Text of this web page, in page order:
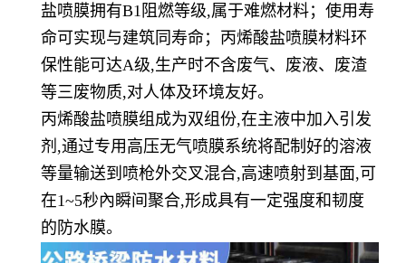
盐喷膜拥有B1阻燃等级,属于难燃材料；使用寿
命可实现与建筑同寿命； 丙烯酸盐喷膜材料环
保性能可达A级,生产时不含废气、废液、废渣
等三废物质,对人体及环境友好。
丙烯酸盐喷膜组成为双组份,在主液中加入引发
剂,通过专用高压无气喷膜系统将配制好的溶液
等量输送到喷枪外交叉混合,高速喷射到基面,可
在1~5秒內瞬间聚合,形成具有一定强度和韧度
的防水膜。